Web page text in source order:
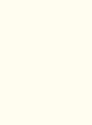
うございます😊
店でお買い物していただ
着の楽しい秋冬のおし